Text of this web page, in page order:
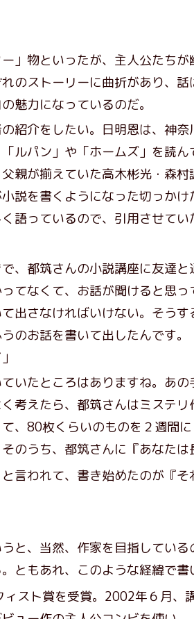
」物といったが、主人公たち
のストーリーに曲折があり、
魅力になっているのだ。
紹介をしたい。日明恩は、神奈
ルパン」や「ホームズ」を読
親が揃えていた高木彬光・森
説を書くようになった切っか
語っているので、引用させてい
で、都筑さんの小説講座に友達
てなくて、お話が聞けると思
出さなければいけない。そう
のお話を書いて出したんです
いたところはありますね。あ
考えたら、都筑さんはミステ
、80枚くらいのものを２週間に
のうち、都筑さんに『あなた
言われて、書き始めたのが『そ
と、当然、作家を目指してい
ともあれ、このような経緯で
ィスト賞を受賞。2002年６月、